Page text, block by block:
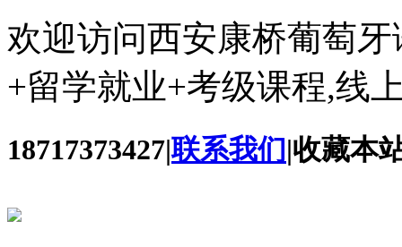
欢迎访问西安康桥葡萄
+留学就业+考级课程,线
18717373427|联系我们|收藏本